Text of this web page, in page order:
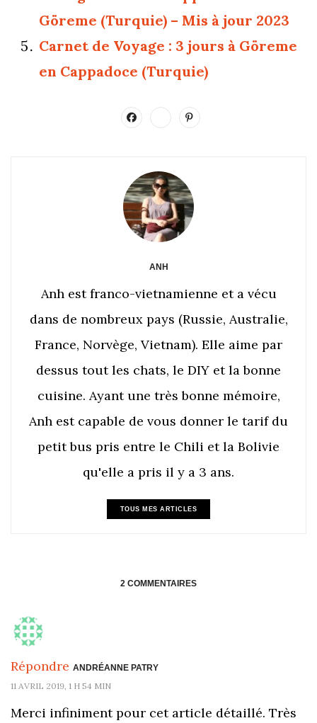
Göreme (Turquie) – Mis à jour 2023
Carnet de Voyage : 3 jours à Göreme
en Cappadoce (Turquie)
ANH
Anh est franco-vietnamienne et a vécu
dans de nombreux pays (Russie, Australie,
France, Norvège, Vietnam). Elle aime par
dessus tout les chats, le DIY et la bonne
cuisine. Ayant une très bonne mémoire,
Anh est capable de vous donner le tarif du
petit bus pris entre le Chili et la Bolivie
qu'elle a pris il y a 3 ans.
TOUS MES ARTICLES
2 COMMENTAIRES
Répondre ANDRÉANNE PATRY
11 AVRIL 2019, 1 H 54 MIN
Merci infiniment pour cet article détaillé. Très